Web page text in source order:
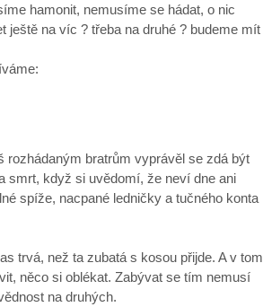
hamonit, nemusíme se hádat, o nic
ještě na víc ? třeba na druhé ? budeme mít
bratrům vyprávěl se zdá být
smrt, když si uvědomí, že neví dne ani
spíže, nacpané ledničky a tučného konta
trvá, než ta zubatá s kosou přijde. A v tom
něco si oblékat. Zabývat se tím nemusí
na druhých.